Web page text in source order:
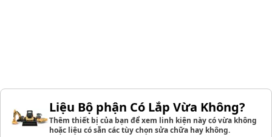
Liệu Bộ phận Có Lắp Vừa Không?
Thêm thiết bị của bạn để xem linh kiện này có vừa không
hoặc liệu có sẵn các tùy chọn sửa chữa hay không.